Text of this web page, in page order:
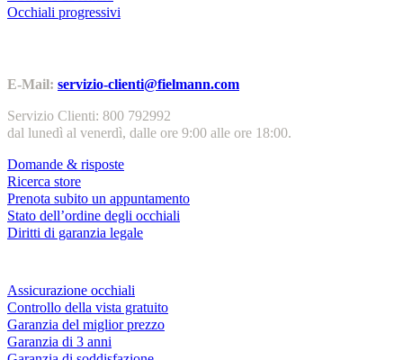
Occhiali progressivi
E-Mail: servizio-clienti@fielmann.com
Servizio Clienti: 800 792992
dal lunedì al venerdì, dalle ore 9:00 alle ore 18:00.
Domande & risposte
Ricerca store
Prenota subito un appuntamento
Stato dell’ordine degli occhiali
Diritti di garanzia legale
Assicurazione occhiali
Controllo della vista gratuito
Garanzia del miglior prezzo
Garanzia di 3 anni